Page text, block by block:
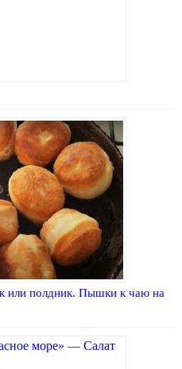
или полдник. Пышки к чаю на